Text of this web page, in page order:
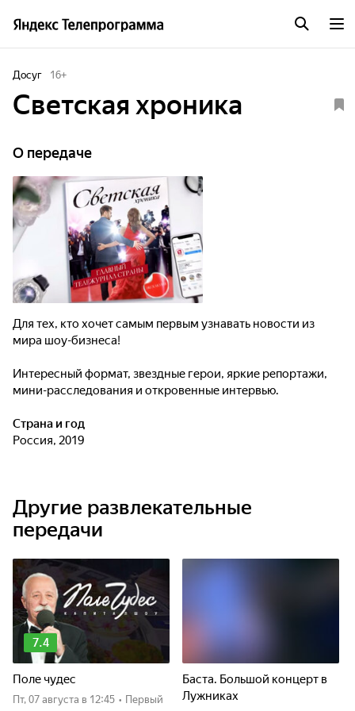
Досуг 16+
Светская хроника
О передаче
Для тех, кто хочет самым первым узнавать новости из
мира шоу-бизнеса!
Интересный формат, звездные герои, яркие репортажи,
мини-расследования и откровенные интервью.
Страна и год
Россия, 2019
Другие развлекательные
передачи
7.4
Поле чудес
пт, 07 августа в 12:45 • Первый
Баста. Большой концерт в
Лужниках